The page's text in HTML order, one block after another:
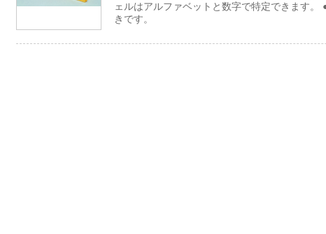
ェルはアルファベットと数字で特定できます
きです。